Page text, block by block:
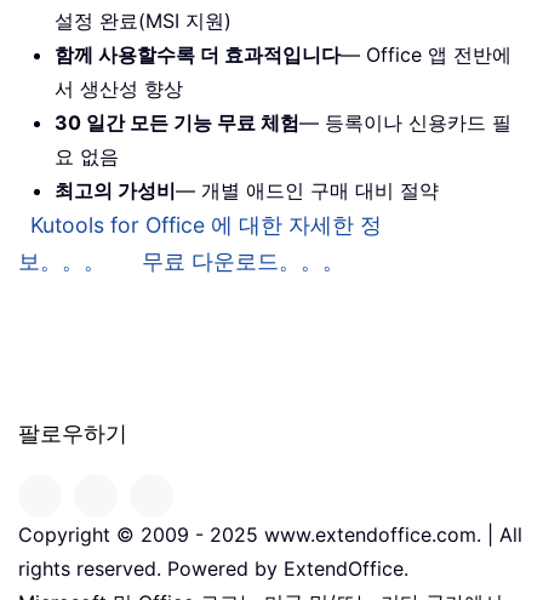
설정 완료(MSI 지원)
함께 사용할수록 더 효과적입니다— Office 앱 전반에
서 생산성 향상
30 일간 모든 기능 무료 체험— 등록이나 신용카드 필
요 없음
최고의 가성비— 개별 애드인 구매 대비 절약
Kutools for Office 에 대한 자세한 정
보。。。
무료 다운로드。。。
팔로우하기
Copyright © 2009 - 2025 www.extendoffice.com. | All
rights reserved. Powered by ExtendOffice.